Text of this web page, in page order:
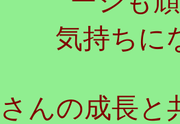
気持ちに
んの成長と